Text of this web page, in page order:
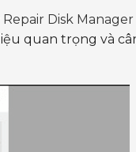
Repair Disk Manager
quan trọng và